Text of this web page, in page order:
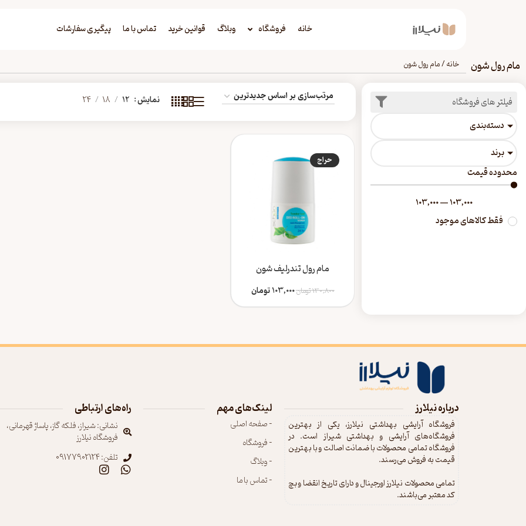
خانه فروشگاه وبلاگ قوانین خرید تماس با ما پیگیری سفارشات
خانه/مام رول شون مام رول شون
فیلتر های فروشگاه
دسته‎‌بندی
برند
محدوده قیمت
103,000
—
103,000
فقط کالاهای موجود
نمایش 12
18
24
حراج
مام رول تندرلیف شون
130,800تومان103,000تومان
درباره نیلارز
فروشگاه آرایشی بهداشتی نیلارز، یکی از بهترین
فروشگاه‌های آرایشی و بهداشتی شیراز است. در
فروشگاه تمامی محصولات با ضمانت اصالت و با بهترین
قیمت به فروش می‌رسند.
تمامی محصولات نیلارز اورجینال و دارای تاریخ انقضا و بچ
کد معتبر می‌باشند.
لینک‌های مهم
- صفحه اصلی
- فروشگاه
- وبلاگ
- تماس با ما
راه‌های ارتباطی
نشانی: شیراز، فلکه گاز، پاساژ قهرمانی،
فروشگاه نیلارز
تلفن: 09177902124